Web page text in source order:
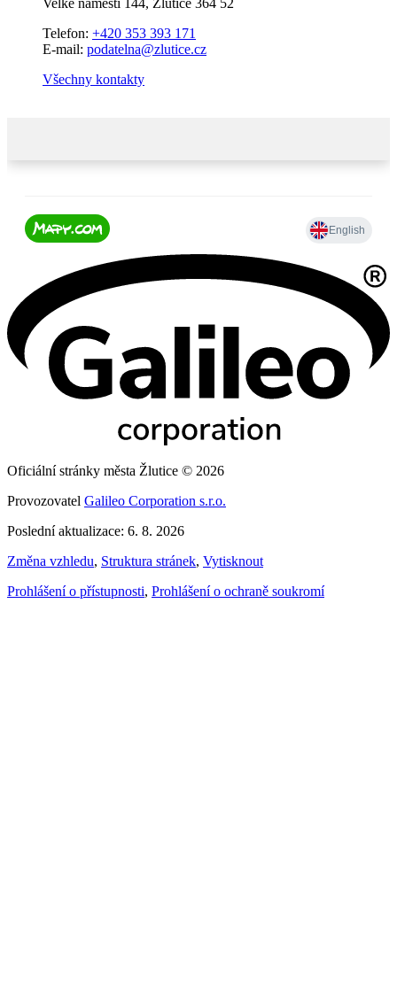
Velké náměstí 144, Žlutice 364 52
Telefon: +420 353 393 171
E-mail: podatelna@zlutice.cz
Všechny kontakty
Oficiální stránky města Žlutice © 2026
Provozovatel Galileo Corporation s.r.o.
Poslední aktualizace: 6. 8. 2026
Změna vzhledu, Struktura stránek, Vytisknout
Prohlášení o přístupnosti, Prohlášení o ochraně soukromí